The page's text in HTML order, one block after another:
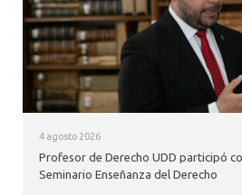
4 agosto 2026
Profesor de Derecho UDD participó
Seminario Enseñanza del Derecho